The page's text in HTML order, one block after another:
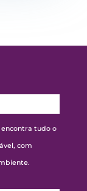
encontra tudo o
com